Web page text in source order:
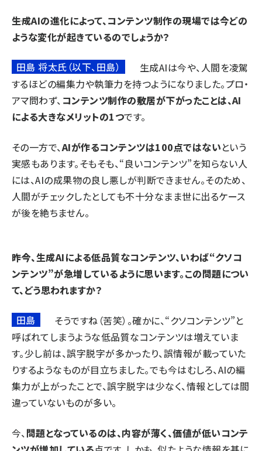
――生成AIの進化によって、コンテンツ制作の現場では今どの
ような変化が起きているのでしょうか？
田島 将太氏（以下、田島）
生成AIは今や、人間を凌駕
するほどの編集力や執筆力を持つようになりました。プロ・
アマ問わず、 コンテンツ制作の敷居が下がったことは、AI
による大きなメリットの1つです。
その一方で、AIが作るコンテンツは100点ではないという
実感もあります。そもそも、“良いコンテンツ”を知らない人
には、AIの成果物の良し悪しが判断できません。そのため、
人間がチェックしたとしても不十分なまま世に出るケース
が後を絶ちません。
――昨今、生成AIによる低品質なコンテンツ、いわば“クソコ
ンテンツ”が急増しているように思います。この問題につい
て、どう思われますか？
田島
そうですね（苦笑）。確かに、“クソコンテンツ”と
呼ばれてしまうような低品質なコンテンツは増えていま
す。少し前は、誤字脱字が多かったり、誤情報が載っていた
りするようなものが目立ちました。でも今はむしろ、AIの編
集力が上がったことで、誤字脱字は少なく、情報としては間
違っていないものが多い。
今、 問題となっているのは、内容が薄く、価値が低いコンテ